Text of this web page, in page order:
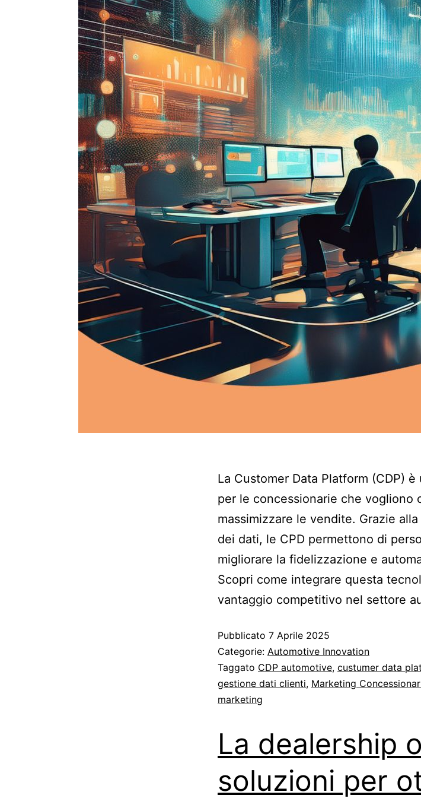
La Customer Data Platform (CDP)
per le concessionarie che vogliono
massimizzare le vendite. Grazie
dei dati, le CPD permettono di
migliorare la fidelizzazione e
Scopri come integrare questa
vantaggio competitivo nel settore
Pubblicato 7 Aprile 2025
Categorie: Automotive Innovation
Taggato CDP automotive, custumer data
gestione dati clienti, Marketing
marketing
La dealership
soluzioni per